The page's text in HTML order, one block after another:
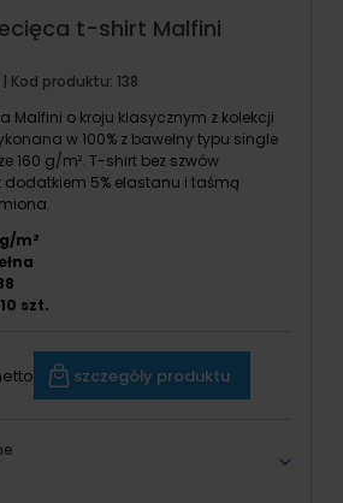
t-shirt Malfini
| Kod produktu: 138
Malfini o kroju klasycznym z kolekcji
w 100% z bawełny typu single
160 g/m². T-shirt bez szwów
dodatkiem 5% elastanu i taśmą
m²
szt.
szczegóły produktu